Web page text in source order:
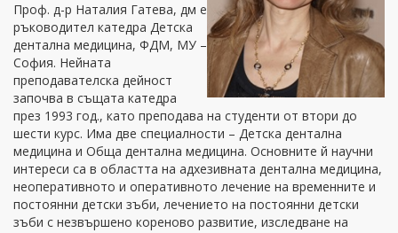
Проф. д-р Наталия Гатева, дм е
ръководител катедра Детска
дентална медицина, ФДМ, МУ –
София. Нейната
преподавателска дейност
започва в същата катедра
през 1993 год., като преподава на студенти от втори до
шести курс. Има две специалности – Детска дентална
медицина и Обща дентална медицина. Основните й научни
интереси са в областта на адхезивната дентална медицина,
неоперативното и оперативното лечение на временните и
постоянни детски зъби, лечението на постоянни детски
зъби с незвършено кореново развитие, изследване на